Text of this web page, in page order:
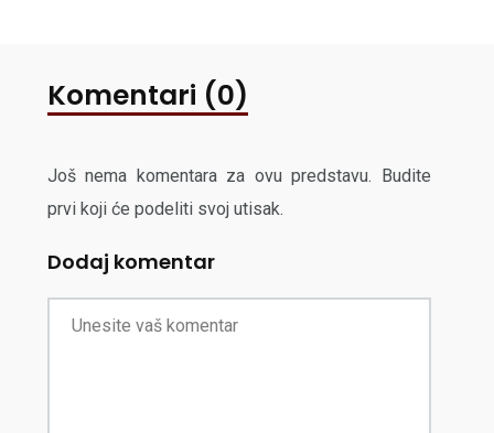
Komentari (0)
Još nema komentara za ovu predstavu. Budite
prvi koji će podeliti svoj utisak.
Dodaj komentar